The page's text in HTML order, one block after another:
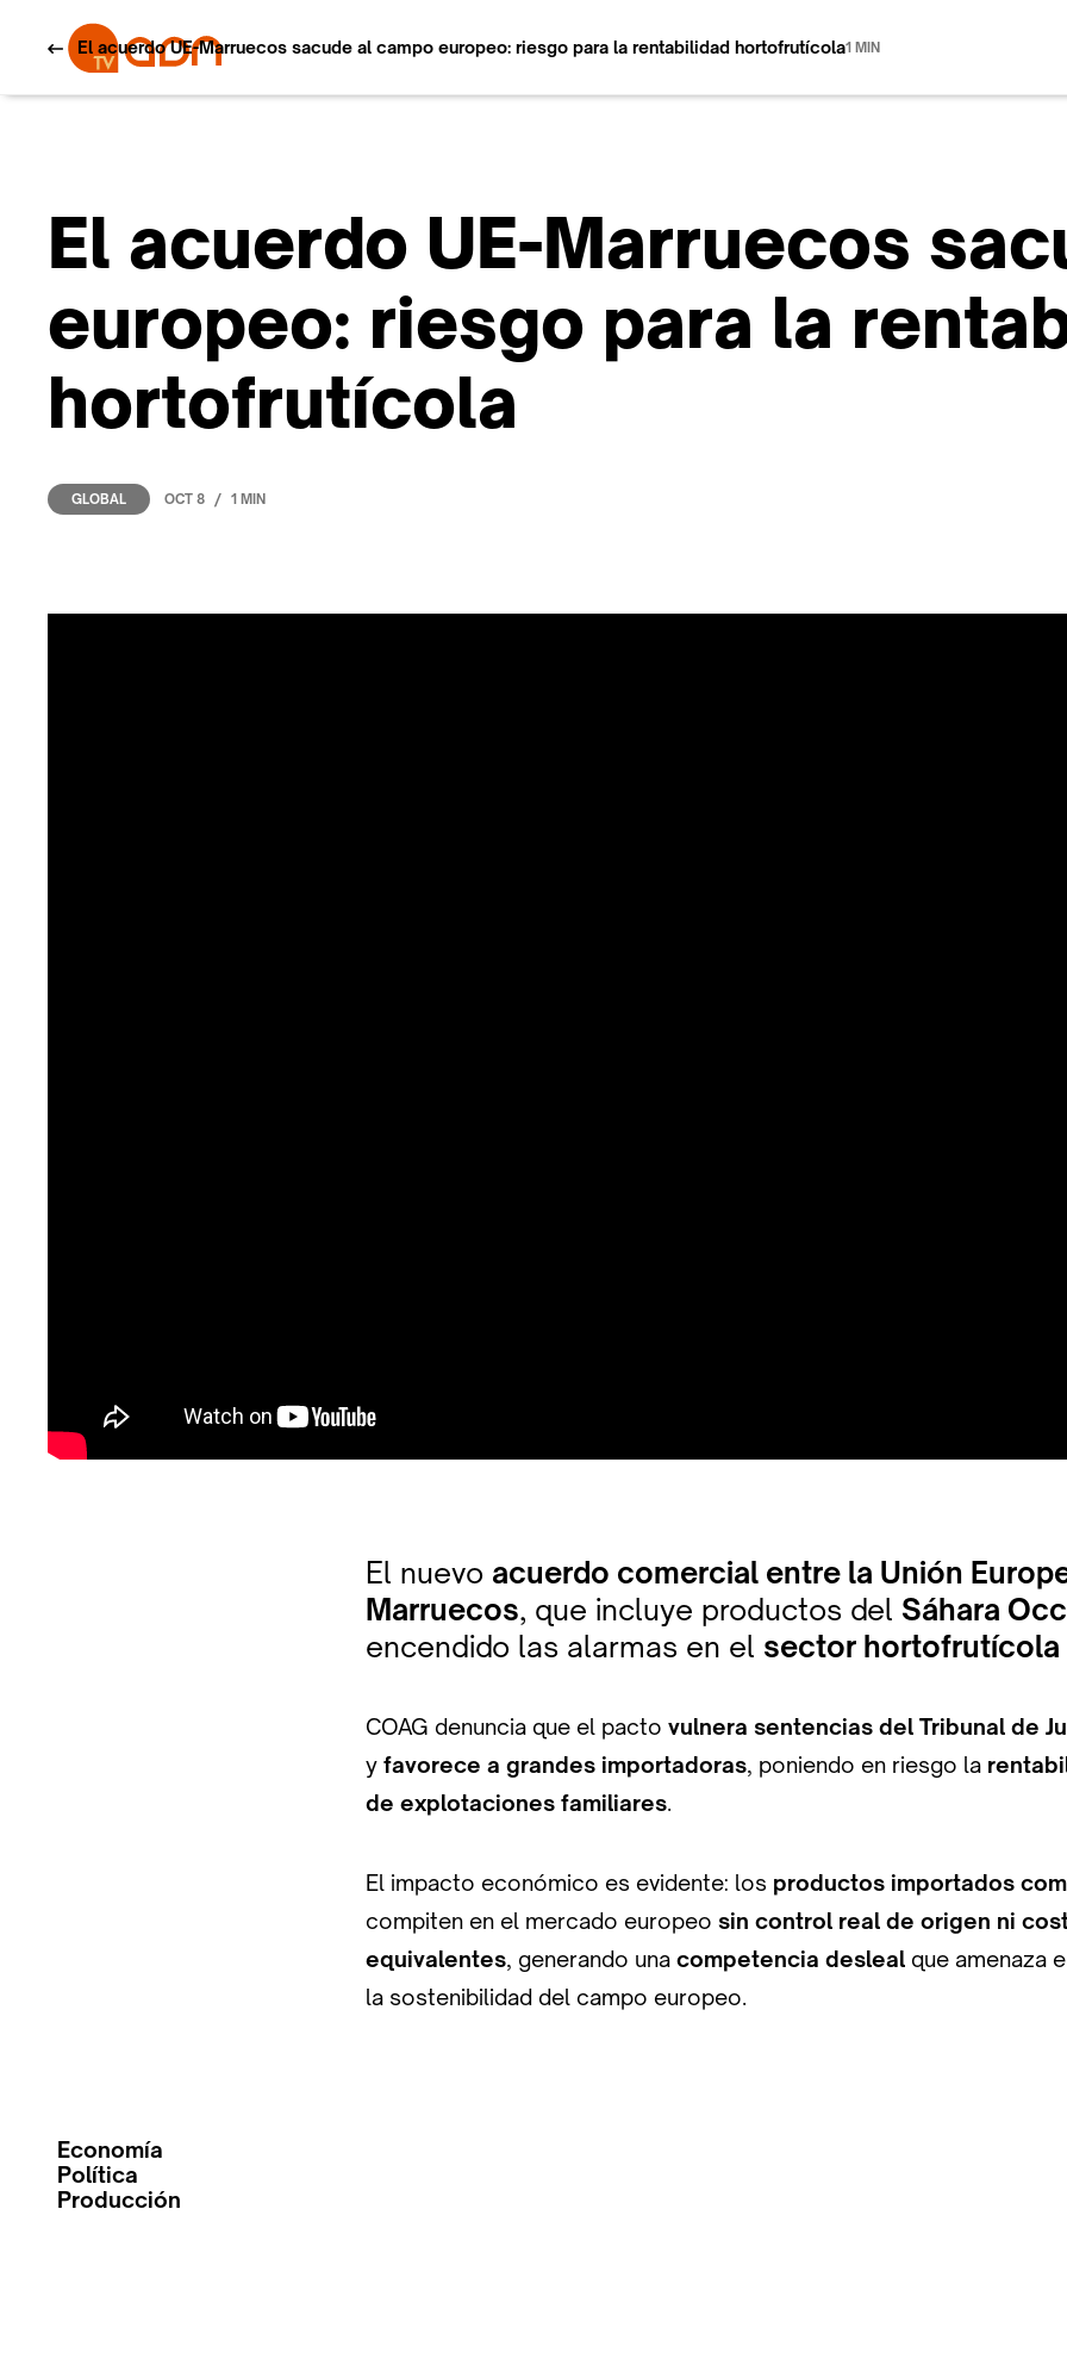
El acuerdo UE-Marruecos sacude al campo europeo: riesgo para la rentabilidad hortofrutícola1 MIN
El acuerdo UE-Marruecos
europeo: riesgo para la
hortofrutícola
GLOBAL OCT 8 / 1 MIN
El nuevo acuerdo comercial entre la Unión
Marruecos, que incluye productos del Sáhara
encendido las alarmas en el sector hortofrutícola
COAG denuncia que el pacto vulnera sentencias del Tribunal de
y favorece a grandes importadoras, poniendo en riesgo la
de explotaciones familiares.
El impacto económico es evidente: los productos importados
compiten en el mercado europeo sin control real de origen ni
equivalentes, generando una competencia desleal que amenaza
la sostenibilidad del campo europeo.
Economía
Política
Producción